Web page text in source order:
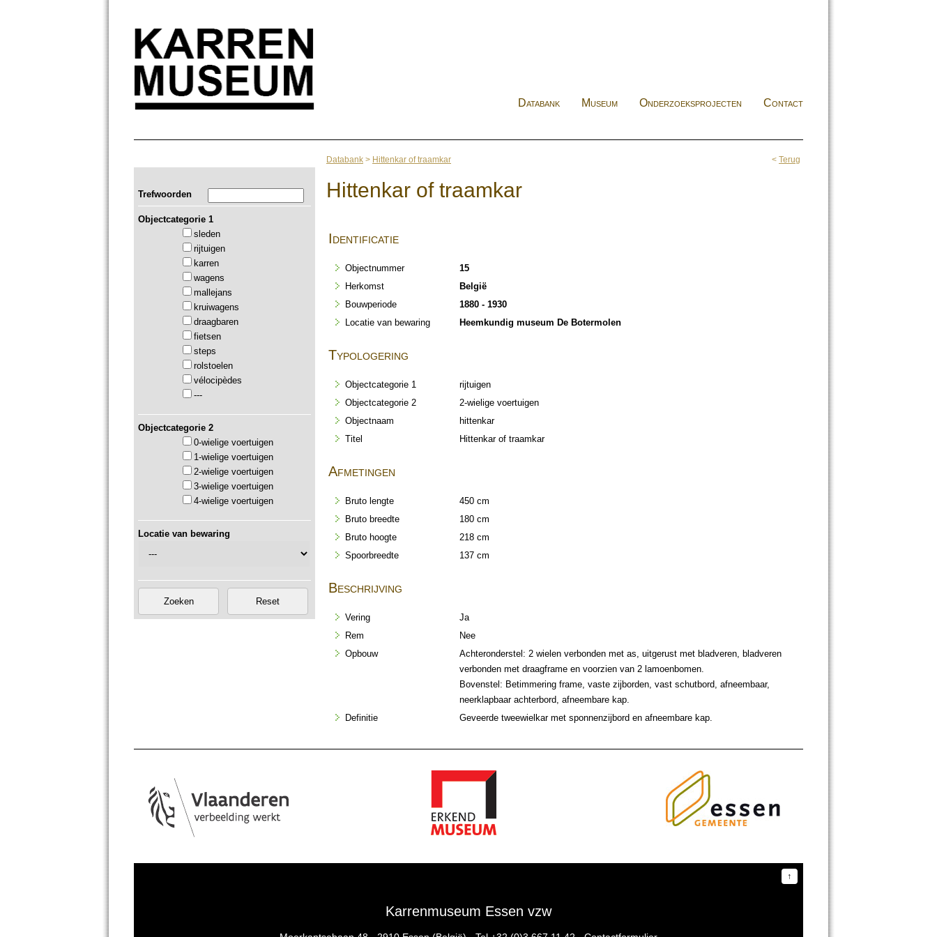
Databank Museum Onderzoeksprojecten Contact
Trefwoorden
Objectcategorie 1
sleden
rijtuigen
karren
wagens
mallejans
kruiwagens
draagbaren
fietsen
steps
rolstoelen
vélocipèdes
---
Objectcategorie 2
0-wielige voertuigen
1-wielige voertuigen
2-wielige voertuigen
3-wielige voertuigen
4-wielige voertuigen
Locatie van bewaring
< Terug
Databank > Hittenkar of traamkar
Hittenkar of traamkar
Identificatie
Objectnummer
15
Herkomst
België
Bouwperiode
1880 - 1930
Locatie van bewaring
Heemkundig museum De Botermolen
Typologering
Objectcategorie 1
rijtuigen
Objectcategorie 2
2-wielige voertuigen
Objectnaam
hittenkar
Titel
Hittenkar of traamkar
Afmetingen
Bruto lengte
450 cm
Bruto breedte
180 cm
Bruto hoogte
218 cm
Spoorbreedte
137 cm
Beschrijving
Vering
Ja
Rem
Nee
Opbouw
Achteronderstel: 2 wielen verbonden met as, uitgerust met bladveren, bladveren
verbonden met draagframe en voorzien van 2 lamoenbomen.
Bovenstel: Betimmering frame, vaste zijborden, vast schutbord, afneembaar,
neerklapbaar achterbord, afneembare kap.
Definitie
Geveerde tweewielkar met sponnenzijbord en afneembare kap.
↑
Karrenmuseum Essen vzw